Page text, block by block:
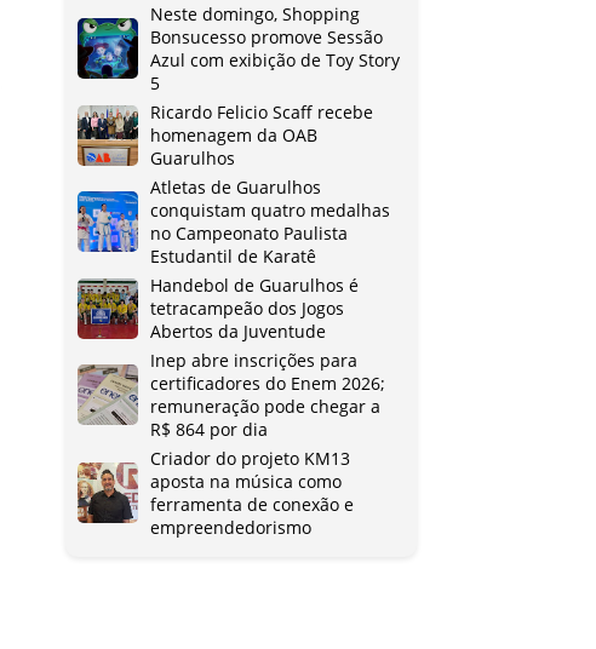
Neste domingo, Shopping
Bonsucesso promove Sessão
Azul com exibição de Toy Story
5
Ricardo Felicio Scaff recebe
homenagem da OAB
Guarulhos
Atletas de Guarulhos
conquistam quatro medalhas
no Campeonato Paulista
Estudantil de Karatê
Handebol de Guarulhos é
tetracampeão dos Jogos
Abertos da Juventude
Inep abre inscrições para
certificadores do Enem 2026;
remuneração pode chegar a
R$ 864 por dia
Criador do projeto KM13
aposta na música como
ferramenta de conexão e
empreendedorismo